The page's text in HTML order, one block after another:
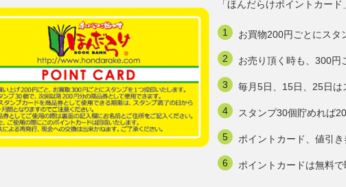
「ほんだらけポイントカー
お買物200円ごとにスタ
お売り頂く時も、300円
毎月5日、15日、25日は
スタンプ30個貯めれば
ポイントカード、値引
ポイントカードは無料